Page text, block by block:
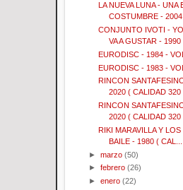
LA NUEVA LUNA - UNA
COSTUMBRE -
CONJUNTO IVOTI -
VA A GUSTAR - 1990
EURODISC - 1984 -
EURODISC - 1983 -
RINCON
2020 ( CALIDAD 320
RINCON
2020 ( CALIDAD 320
RIKI MARAVILLA Y LOS
BAILE - 1980 ( CAL...
►marzo (50)
►febrero (26)
►enero (22)